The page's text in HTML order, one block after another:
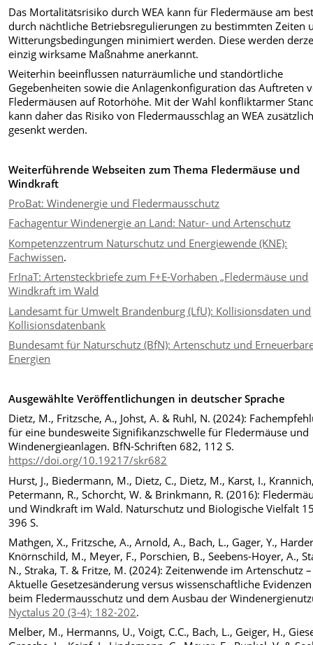
Das Mortalitätsrisiko durch WEA kann für Fledermäuse am
durch nächtliche Betriebsregulierungen zu bestimmten Zeiten
Witterungsbedingungen minimiert werden. Diese werden
einzig wirksame Maßnahme anerkannt.
Weiterhin beeinflussen naturräumliche und standörtliche
Gegebenheiten sowie die Anlagenkonfiguration das Auftreten
Fledermäusen auf Rotorhöhe. Mit der Wahl konfliktarmer
kann daher das Risiko von Fledermausschlag an WEA
gesenkt werden.
Weiterführende Webseiten zum Thema Fledermäuse und
Windkraft
ProBat: Windenergie und Fledermausschutz
Fachagentur Windenergie an Land: Natur- und Artenschutz
Kompetenzzentrum Naturschutz und Energiewende (KNE):
Fachwissen.
FrInaT: Artensteckbriefe zum F+E-Vorhaben „Fledermäuse und
Windkraft im Wald
Landesamt für Umwelt Brandenburg (LfU): Kollisionsdaten und
Kollisionsdatenbank
Bundesamt für Naturschutz (BfN): Artenschutz und
Energien
Ausgewählte Veröffentlichungen in deutscher Sprache
Dietz, M., Fritzsche, A., Johst, A. & Ruhl, N. (2024):
für eine bundesweite Signifikanzschwelle für Fledermäuse und
Windenergieanlagen. BfN-Schriften 682, 112 S.
https://doi.org/10.19217/skr682
Hurst, J., Biedermann, M., Dietz, C., Dietz, M., Karst, I.,
Petermann, R., Schorcht, W. & Brinkmann, R. (2016):
und Windkraft im Wald. Naturschutz und Biologische Vielfalt
396 S.
Mathgen, X., Fritzsche, A., Arnold, A., Bach, L., Gager, Y.,
Knörnschild, M., Meyer, F., Porschien, B., Seebens-Hoyer, A.,
N., Straka, T. & Fritze, M. (2024): Zeitenwende im Artenschutz –
Aktuelle Gesetzesänderung versus wissenschaftliche Evidenzen
beim Fledermausschutz und dem Ausbau der
Nyctalus 20 (3-4): 182-202.
Melber, M., Hermanns, U., Voigt, C.C., Bach, L., Geiger, H.,